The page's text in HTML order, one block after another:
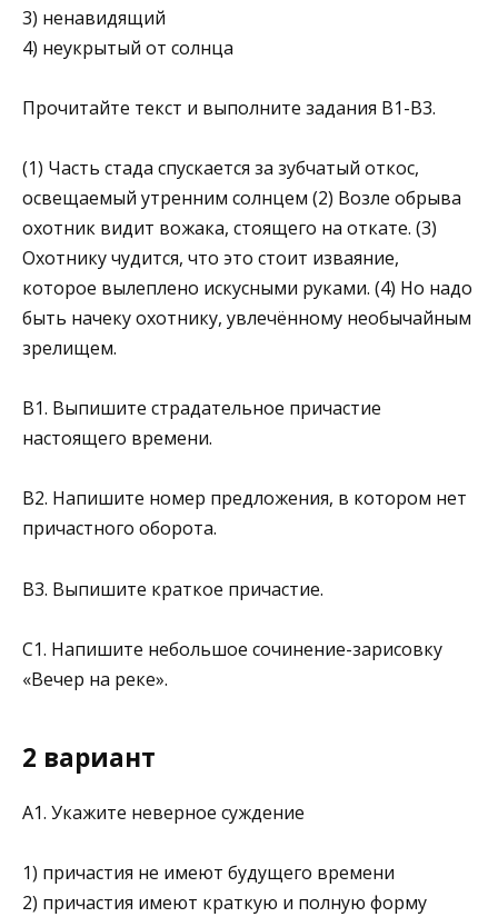
3) ненавидящий
4) неукрытый от солнца
Прочитайте текст и выполните задания B1-В3.
(1) Часть стада спускается за зубчатый откос,
освещаемый утренним солнцем (2) Возле обрыва
охотник видит вожака, стоящего на откате. (3)
Охотнику чудится, что это стоит изваяние,
которое вылеплено искусными руками. (4) Но надо
быть начеку охотнику, увлечённому необычайным
зрелищем.
B1. Выпишите страдательное причастие
настоящего времени.
В2. Напишите номер предложения, в котором нет
причастного оборота.
В3. Выпишите краткое причастие.
C1. Напишите небольшое сочинение-зарисовку
«Вечер на реке».
2 вариант
A1. Укажите неверное суждение
1) причастия не имеют будущего времени
2) причастия имеют краткую и полную форму